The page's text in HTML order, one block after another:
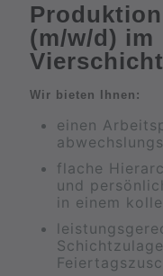
(m/w/d) im
Wir bieten Ihnen:
einen
flache
und
in einem